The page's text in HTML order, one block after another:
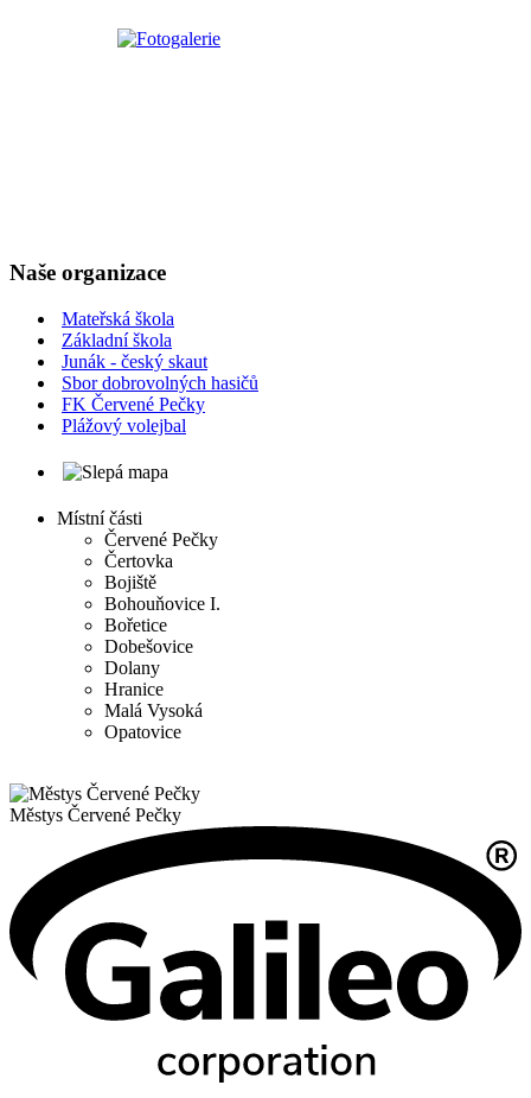
Naše organizace
Mateřská škola
Základní škola
Junák - český skaut
Sbor dobrovolných hasičů
FK Červené Pečky
Plážový volejbal
Místní části
Červené Pečky
Čertovka
Bojiště
Bohouňovice I.
Bořetice
Dobešovice
Dolany
Hranice
Malá Vysoká
Opatovice
Městys Červené Pečky